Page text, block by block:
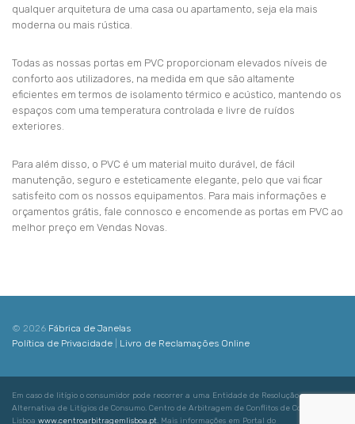
qualquer arquitetura de uma casa ou apartamento, seja ela mais
moderna ou mais rústica.
Todas as nossas portas em PVC proporcionam elevados níveis de
conforto aos utilizadores, na medida em que são altamente
eficientes em termos de isolamento térmico e acústico, mantendo os
espaços com uma temperatura controlada e livre de ruídos
exteriores.
Para além disso, o PVC é um material muito durável, de fácil
manutenção, seguro e esteticamente elegante, pelo que vai ficar
satisfeito com os nossos equipamentos. Para mais informações e
orçamentos grátis, fale connosco e encomende as portas em PVC ao
melhor preço em Vendas Novas.
© 2026 Fábrica de Janelas
Política de Privacidade
Livro de Reclamações Online
Em caso de litígio o consumidor pode recorrer a uma Entidade de Resolução
Alternativa de Litígios de Consumo. Centro de Arbitragem de Conflitos de Consumo de
Lisboa www.centroarbitragemlisboa.pt. Mais informações em Portal do